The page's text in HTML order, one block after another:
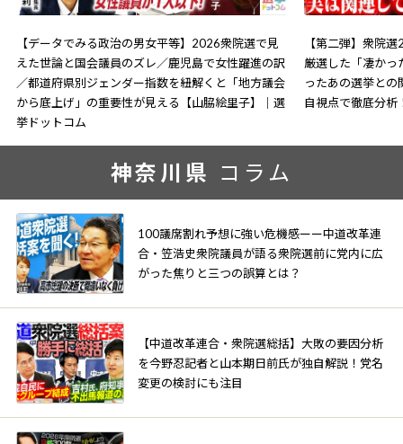
【データでみる政治の男女平等】2026衆院選で見
えた世論と国会議員のズレ／鹿児島で女性躍進の訳
／都道府県別ジェンダー指数を紐解くと「地方議会
から底上げ」の重要性が見える【山脇絵里子】｜選
挙ドットコム
【第二弾】衆院
厳選した「凄かっ
ったあの選挙と
自視点で徹底分析
神奈川県 コラム
100議席割れ予想に強い危機感ーー中道改革連
合・笠浩史衆院議員が語る衆院選前に党内に広
がった焦りと三つの誤算とは？
【中道改革連合・衆院選総括】大敗の要因分析
を今野忍記者と山本期日前氏が独自解説！党名
変更の検討にも注目